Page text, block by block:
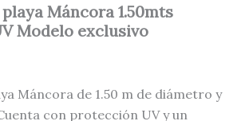
Máncora 1.50mts
Modelo exclusivo
Máncora de 1.50 m de diámetro y
con protección UV y un